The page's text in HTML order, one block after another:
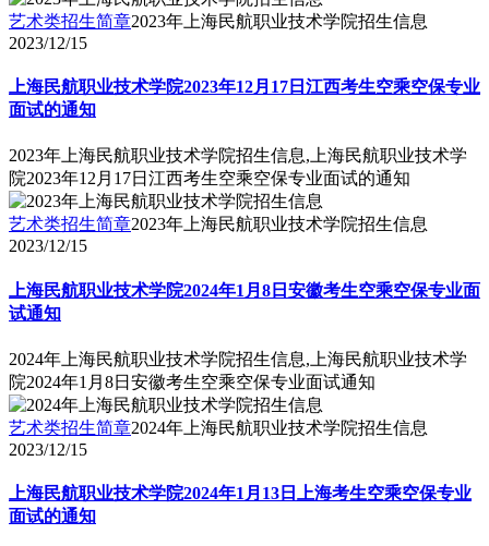
艺术类招生简章2023年上海民航职业技术学院招生信息
2023/12/15
上海民航职业技术学院2023年12月17日江西考生空乘空保专业
面试的通知
2023年上海民航职业技术学院招生信息,上海民航职业技术学
院2023年12月17日江西考生空乘空保专业面试的通知
艺术类招生简章2023年上海民航职业技术学院招生信息
2023/12/15
上海民航职业技术学院2024年1月8日安徽考生空乘空保专业面
试通知
2024年上海民航职业技术学院招生信息,上海民航职业技术学
院2024年1月8日安徽考生空乘空保专业面试通知
艺术类招生简章2024年上海民航职业技术学院招生信息
2023/12/15
上海民航职业技术学院2024年1月13日上海考生空乘空保专业
面试的通知